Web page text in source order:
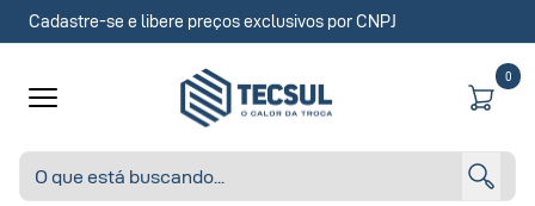
Cadastre-se e libere preços exclusivos por CNPJ
0